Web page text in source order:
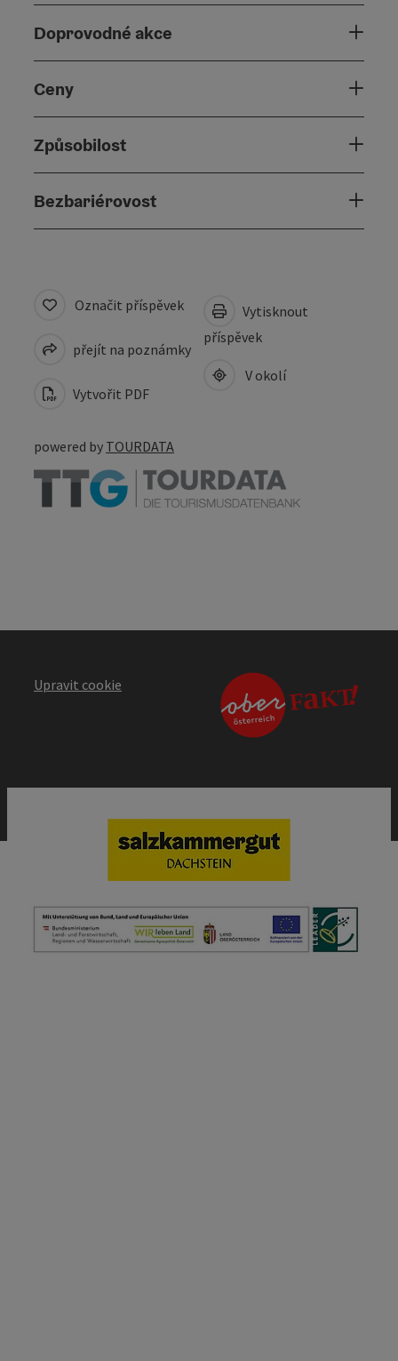
Doprovodné akce
Ceny
Způsobilost
Bezbariérovost
Označit příspěvek
přejít na poznámky
Vytvořit PDF
Vytisknout
příspěvek
V okolí
powered by TOURDATA
Upravit cookie